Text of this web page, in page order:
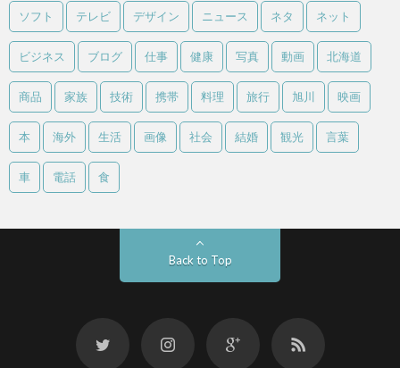
ソフト テレビ デザイン ニュース ネタ ネット
ビジネス ブログ 仕事 健康 写真 動画 北海道
商品 家族 技術 携帯 料理 旅行 旭川 映画
本 海外 生活 画像 社会 結婚 観光 言葉
車 電話 食
Back to Top